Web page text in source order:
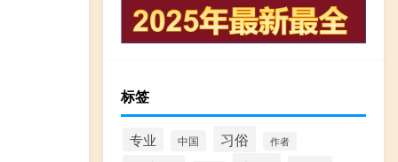
标签
专业 中国 习俗 作者